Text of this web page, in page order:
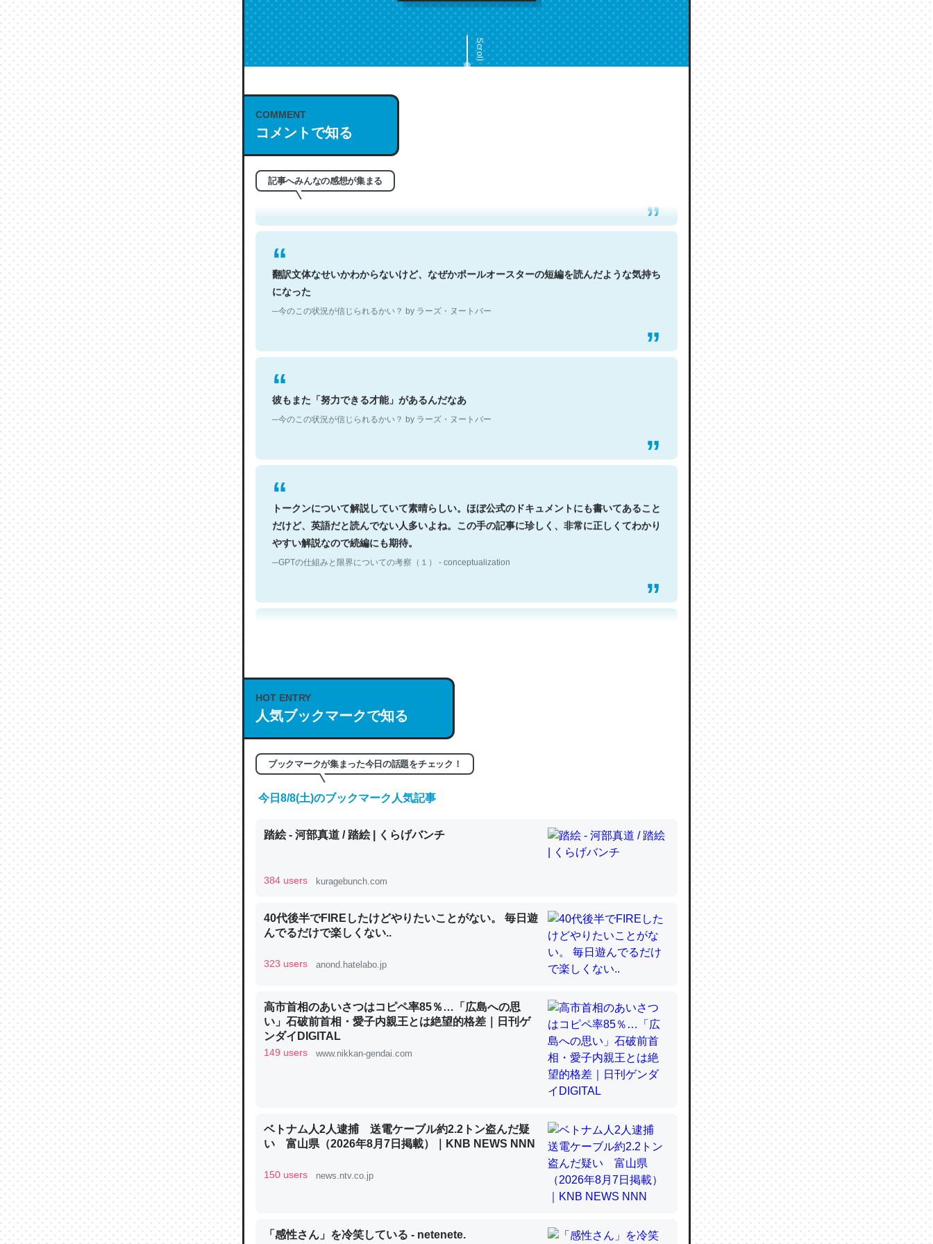
Scroll
COMMENT
コメントで知る
記事へみんなの感想が集まる
これは名文。彼はとてもクレバーなんだろうなと凄く思う。英語少しでも読める人は原文
もお勧め。自分はこの流れ好き。Let’s Fucking Go. Then Covid hit. Shit.
─今のこの状況が信じられるかい？ by ラーズ・ヌートバー
翻訳文体なせいかわからないけど、なぜかポールオースターの短編を読んだような気持ち
になった
─今のこの状況が信じられるかい？ by ラーズ・ヌートバー
彼もまた「努力できる才能」があるんだなあ
─今のこの状況が信じられるかい？ by ラーズ・ヌートバー
トークンについて解説していて素晴らしい。ほぼ公式のドキュメントにも書いてあること
だけど、英語だと読んでない人多いよね。この手の記事に珍しく、非常に正しくてわかり
やすい解説なので続編にも期待。
─GPTの仕組みと限界についての考察（１） - conceptualization
これは良記事。32768トークンだと英語小説100ページ分くらい。小説でいう「ずっと前
の伏線」は回収されないけど、短期記憶というには多い分量。進化すればするほど分かり
やすく強くなりそう
の600分の1程度。
─ニュース :: 【研究発表】昆虫学の大問題＝「昆虫はなぜ海にいないのか」に関する新仮説
論文では「淡水はカルシウムも酸素も不足してて両方に不利だから両方が拮抗してるので
は」とあって面白い。海にいる鋏角類（カブトガニ・ウミグモ）はカルシウムを使わずキ
─ニュース :: 【研究発表】昆虫学の大問題＝「昆虫はなぜ海にいないのか」に関する新仮説
これを元に考えるとカルシウムを大量に使う脊椎動物と貝類は苦労してるんだな…。腹足
HOT ENTRY
人気ブックマークで知る
ブックマークが集まった今日の話題をチェック！
今日8/8(土)のブックマーク人気記事
踏絵 - 河部真道 / 踏絵 | くらげバンチ
384 users kuragebunch.com
40代後半でFIREしたけどやりたいことがない。 毎日遊
んでるだけで楽しくない..
323 users anond.hatelabo.jp
高市首相のあいさつはコピペ率85％…「広島への思
い」石破前首相・愛子内親王とは絶望的格差｜日刊ゲ
ンダイDIGITAL
149 users www.nikkan-gendai.com
ベトナム人2人逮捕 送電ケーブル約2.2トン盗んだ疑
い 富山県（2026年8月7日掲載）｜KNB NEWS NNN
150 users news.ntv.co.jp
「感性さん」を冷笑している - netenete.